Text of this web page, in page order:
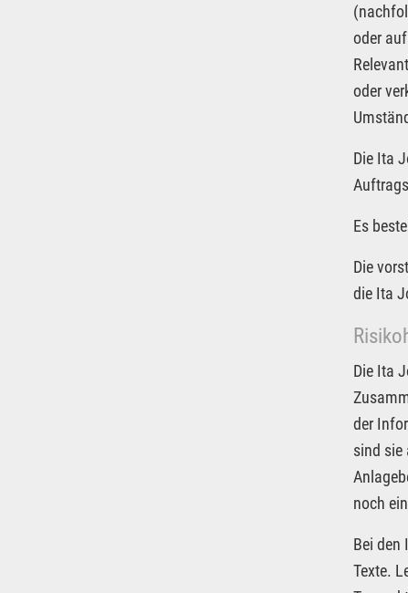
oder
oder
Die Ita
Es
Die
die Ita
Die Ita
der
sind sie
noch
Bei den
Texte.